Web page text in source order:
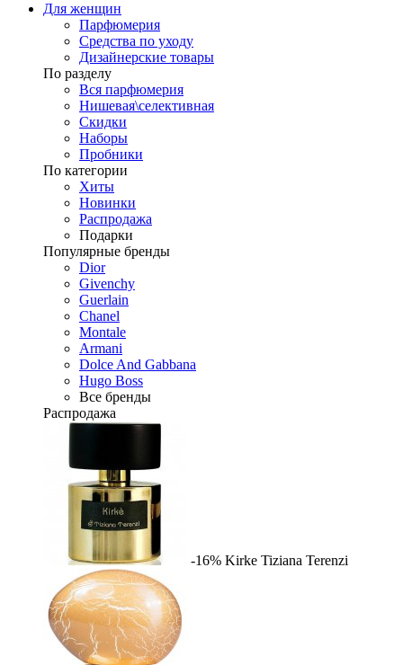
Для женщин
Парфюмерия
Средства по уходу
Дизайнерские товары
По разделу
Вся парфюмерия
Нишевая\селективная
Скидки
Наборы
Пробники
По категории
Хиты
Новинки
Распродажа
Подарки
Популярные бренды
Dior
Givenchy
Guerlain
Chanel
Montale
Armani
Dolce And Gabbana
Hugo Boss
Все бренды
Распродажа
-16% Kirke Tiziana Terenzi